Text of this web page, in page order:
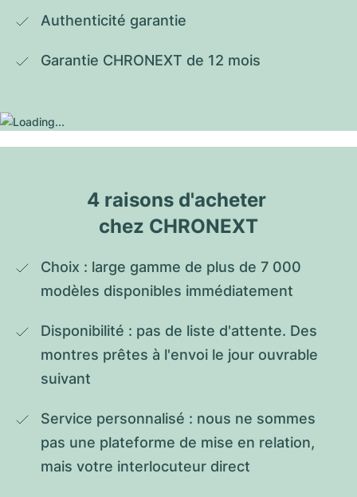
Authenticité garantie
Garantie CHRONEXT de 12 mois
4 raisons d'acheter
chez CHRONEXT
Choix : large gamme de plus de 7 000
modèles disponibles immédiatement
Disponibilité : pas de liste d'attente. Des
montres prêtes à l'envoi le jour ouvrable
suivant
Service personnalisé : nous ne sommes
pas une plateforme de mise en relation,
mais votre interlocuteur direct